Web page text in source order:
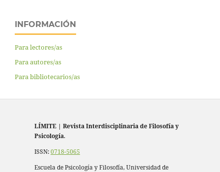
INFORMACIÓN
Para lectores/as
Para autores/as
Para bibliotecarios/as
LÍMITE | Revista Interdisciplinaria de Filosofía y
Psicología.
ISSN:0718-5065
Escuela de Psicología y Filosofía, Universidad de